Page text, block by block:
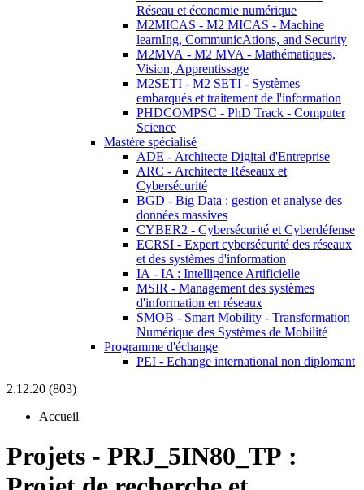
Réseau et économie numérique
M2MICAS - M2 MICAS - Machine
learnIng, CommunicAtions, and Security
M2MVA - M2 MVA - Mathématiques,
Vision, Apprentissage
M2SETI - M2 SETI - Systèmes
embarqués et traitement de l'information
PHDCOMPSC - PhD Track - Computer
Science
Mastère spécialisé
ADE - Architecte Digital d'Entreprise
ARC - Architecte Réseaux et
Cybersécurité
BGD - Big Data : gestion et analyse des
données massives
CYBER2 - Cybersécurité et Cyberdéfense
ECRSI - Expert cybersécurité des réseaux
et des systèmes d'information
IA - IA : Intelligence Artificielle
MSIR - Management des systèmes
d'information en réseaux
SMOB - Smart Mobility - Transformation
Numérique des Systèmes de Mobilité
Programme d'échange
PEI - Echange international non diplomant
2.12.20 (803)
Accueil
Projets - PRJ_5IN80_TP :